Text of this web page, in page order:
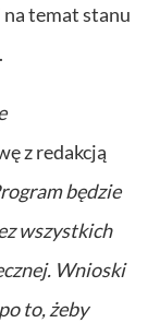
temat stanu
z redakcją
będzie
wszystkich
Wnioski
to, żeby